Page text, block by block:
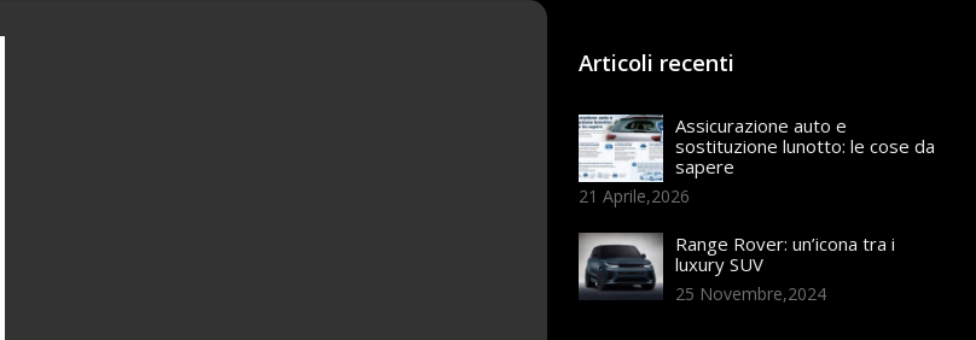
Articoli recenti
Assicurazione auto e
sostituzione lunotto: le cose da
sapere
21 Aprile,2026
Range Rover: un’icona tra i
luxury SUV
25 Novembre,2024